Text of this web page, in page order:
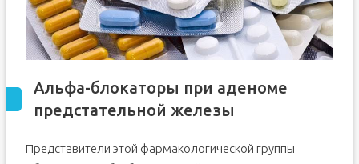
Альфа-блокаторы при аденоме
предстательной железы
Представители этой фармакологической группы